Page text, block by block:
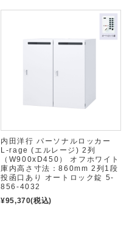
内田洋行 パーソナルロッカー
L-rage (エルレージ) 2列
（W900xD450） オフホワイト
庫内高さ寸法：860mm 2列1段
投函口あり オートロック錠 5-
856-4032
¥95,370(税込)